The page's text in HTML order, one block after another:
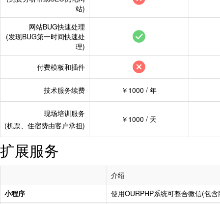
祝老板发财
祝老板发财
祝老板发财
祝老板发财
祝老板发财
祝老板发财“www.chiatai-
祝老板发财
祝老板发财
祝老板发财
祝老板发财“www.****.com”
祝老板发财
祝老板发财
祝老板发财
祝老板发财“www.l****.com”
祝老板发财
祝老板发财
祝老板发财
祝老板发财
祝老板发财
祝老板发财“www.chiatai-
站)
网站BUG快速处理
(发现BUG第一时间快速处
理)
付费模板和插件
技术服务续费 ￥1000 / 年
现场培训服务
(机票、住宿费由客户承担)
￥1000 / 天
扩展服务
介绍
小程序
使用OURPHP系统可整合微信(包